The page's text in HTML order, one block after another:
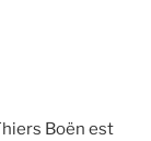
Boën est